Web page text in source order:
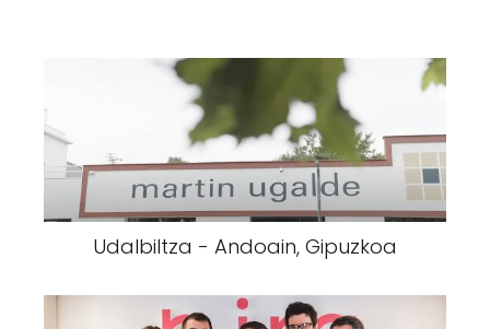
Udalbiltza - Andoain, Gipuzkoa